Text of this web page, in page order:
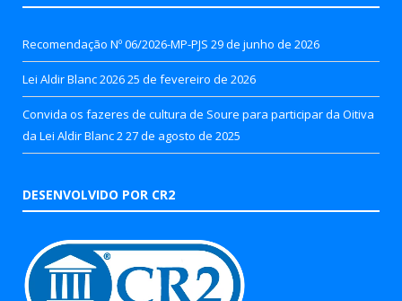
Recomendação Nº 06/2026-MP-PJS 29 de junho de 2026
Lei Aldir Blanc 202625 de fevereiro de 2026
Convida os fazeres de cultura de Soure para participar da Oitiva
da Lei Aldir Blanc 2 27 de agosto de 2025
DESENVOLVIDO POR CR2